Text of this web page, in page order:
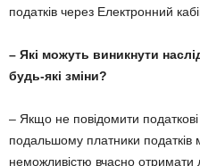
податків через Електронний
– Які можуть виникнути
будь-які зміни?
– Якщо не повідомити
подальшому платники податків
неможливістю вчасно отримати